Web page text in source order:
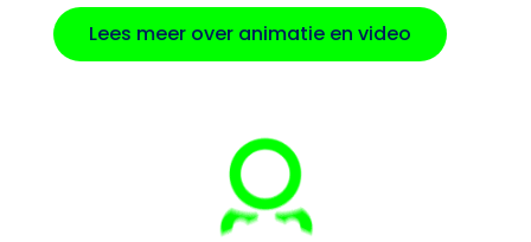
Lees meer over animatie en video